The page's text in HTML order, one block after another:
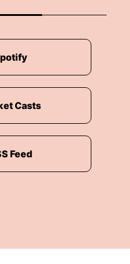
Vernunft oder
nichts überstürzen.
kein guter
sich das so sagen
dramatisch nicht
Casts
Feed